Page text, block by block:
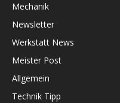
Mechanik
Newsletter
Werkstatt News
Meister Post
Allgemein
Technik Tipp